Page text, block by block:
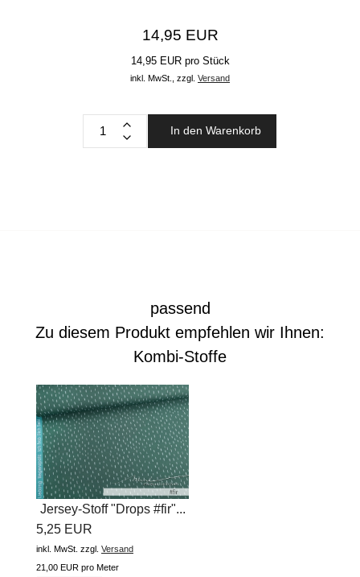
14,95 EUR
14,95 EUR pro Stück
inkl. MwSt., zzgl. Versand
In den Warenkorb
passend
Zu diesem Produkt empfehlen wir Ihnen:
Kombi-Stoffe
Jersey-Stoff "Drops #fir"...
5,25 EUR
inkl. MwSt. zzgl. Versand
21,00 EUR pro Meter